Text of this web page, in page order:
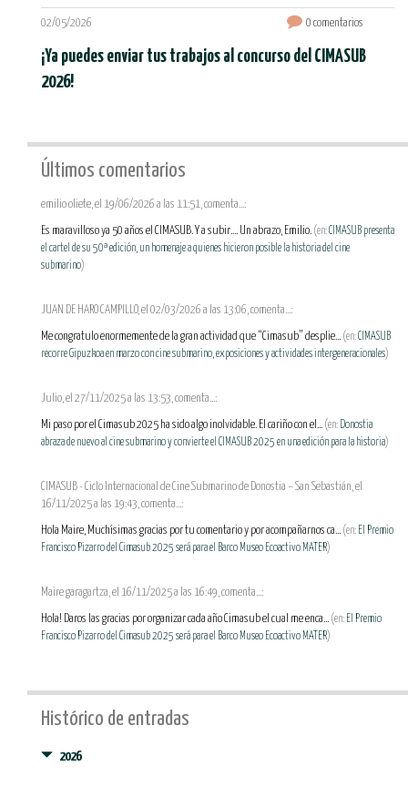
02/05/2026 0 comentarios
¡Ya puedes enviar tus trabajos al concurso del CIMASUB
2026!
Últimos comentarios
emilio oliete, el 19/06/2026 a las 11:51, comenta...:
Es maravilloso ya 50 años el CIMASUB. Y a subir.... Un abrazo, Emilio. (en:CIMASUB presenta
el cartel de su 50ª edición, un homenaje a quienes hicieron posible la historia del cine
submarino)
JUAN DE HARO CAMPILLO, el 02/03/2026 a las 13:06, comenta...:
Me congratulo enormemente de la gran actividad que “Cimasub” desplie... (en:CIMASUB
recorre Gipuzkoa en marzo con cine submarino, exposiciones y actividades intergeneracionales)
Julio, el 27/11/2025 a las 13:53, comenta...:
Mi paso por el Cimasub 2025 ha sido algo inolvidable. El cariño con el... (en: Donostia
abraza de nuevo al cine submarino y convierte el CIMASUB 2025 en una edición para la historia)
CIMASUB - Ciclo Internacional de Cine Submarino de Donostia – San Sebastián, el
16/11/2025 a las 19:43, comenta...:
Hola Maire, Muchísimas gracias por tu comentario y por acompañarnos ca... (en: El Premio
Francisco Pizarro del Cimasub 2025 será para el Barco Museo Ecoactivo MATER)
Maire garagartza, el 16/11/2025 a las 16:49, comenta...:
Hola! Daros las gracias por organizar cada año Cimasub el cual me enca... (en: El Premio
Francisco Pizarro del Cimasub 2025 será para el Barco Museo Ecoactivo MATER)
Histórico de entradas
2026